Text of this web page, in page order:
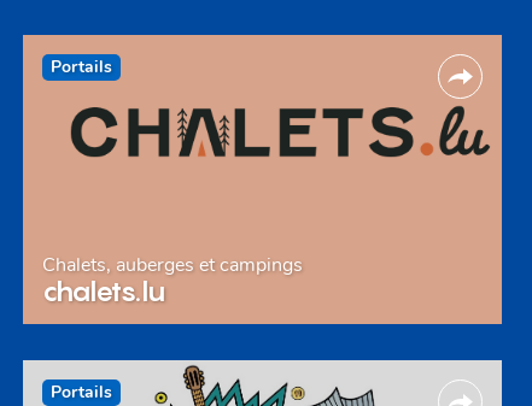
Portails
Chalets, auberges et campings
chalets.lu
Portails